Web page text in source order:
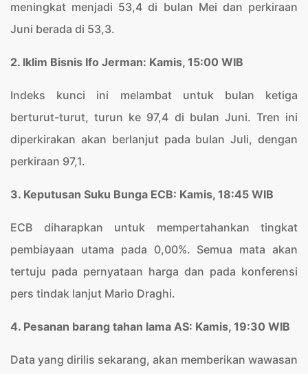
meningkat menjadi 53,4 di bulan Mei dan perkiraan
Juni berada di 53,3.
2. Iklim Bisnis Ifo Jerman: Kamis, 15:00 WIB
Indeks kunci ini melambat untuk bulan ketiga
berturut-turut, turun ke 97,4 di bulan Juni. Tren ini
diperkirakan akan berlanjut pada bulan Juli, dengan
perkiraan 97,1.
3. Keputusan Suku Bunga ECB: Kamis, 18:45 WIB
ECB diharapkan untuk mempertahankan tingkat
pembiayaan utama pada 0,00%. Semua mata akan
tertuju pada pernyataan harga dan pada konferensi
pers tindak lanjut Mario Draghi.
4. Pesanan barang tahan lama AS: Kamis, 19:30 WIB
Data yang dirilis sekarang, akan memberikan wawasan